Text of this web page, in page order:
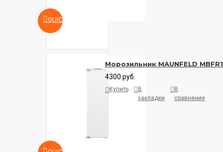
QUICKVIEW
Морозильник MAUNFELD
4300 руб.
Купить
В
закладки
В
сравнение